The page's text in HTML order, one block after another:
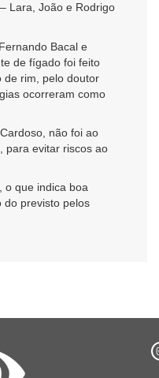
Lara, João e Rodrigo
Bacal e
de fígado foi feito
de rim, pelo doutor
ocorreram como
não foi ao
para evitar riscos ao
o que indica boa
do previsto pelos